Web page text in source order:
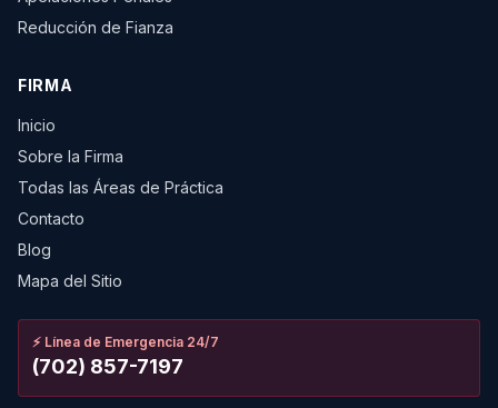
Reducción de Fianza
FIRMA
Inicio
Sobre la Firma
Todas las Áreas de Práctica
Contacto
Blog
Mapa del Sitio
⚡ Línea de Emergencia 24/7
(702) 857-7197